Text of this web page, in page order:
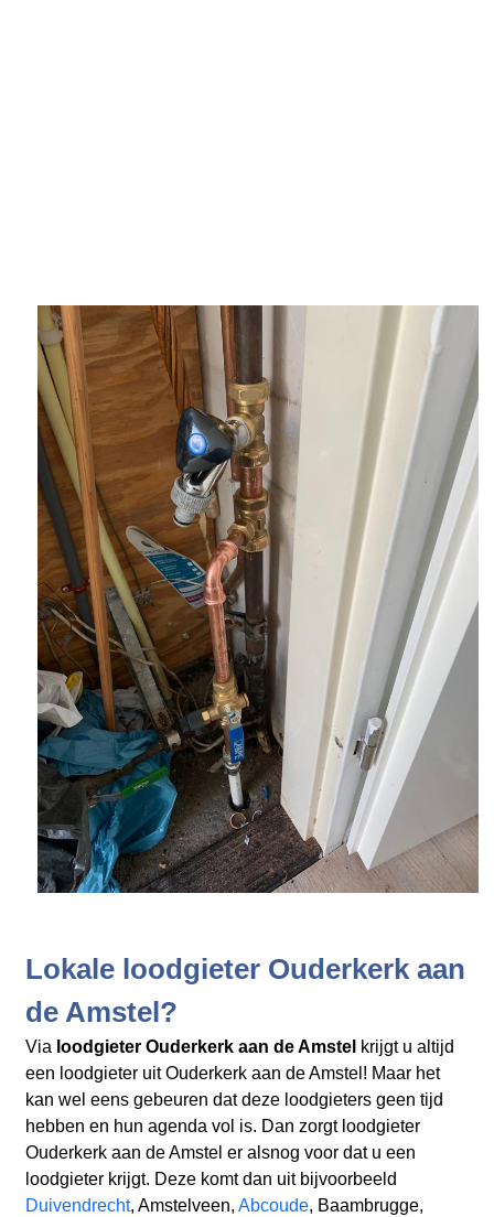
Lokale loodgieter Ouderkerk aan
de Amstel?
Via loodgieter Ouderkerk aan de Amstel krijgt u altijd
een loodgieter uit Ouderkerk aan de Amstel! Maar het
kan wel eens gebeuren dat deze loodgieters geen tijd
hebben en hun agenda vol is. Dan zorgt loodgieter
Ouderkerk aan de Amstel er alsnog voor dat u een
loodgieter krijgt. Deze komt dan uit bijvoorbeeld
Duivendrecht, Amstelveen, Abcoude, Baambrugge,